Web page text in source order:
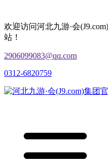
欢迎访问河北九游·会
站！
2906099083@qq.com
0312-6820759